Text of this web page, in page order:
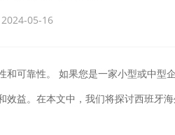
05-16
可靠性。 如果您是一家小型或中型
益。在本文中，我们将探讨西班牙